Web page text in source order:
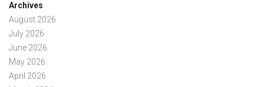
Archives
August 2026
July 2026
June 2026
May 2026
April 2026